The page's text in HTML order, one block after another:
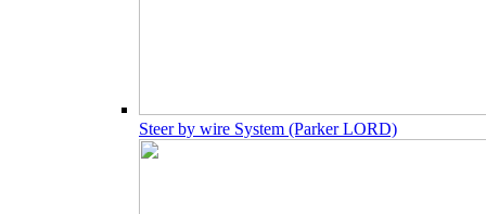
Steer by wire System (Parker LORD)